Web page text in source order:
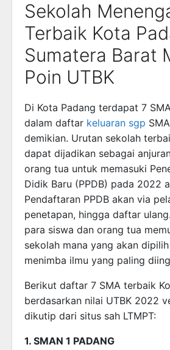
Sekolah
Terbaik Kota
Sumatera Barat
Poin UTBK
Di Kota Padang terdapat 7
dalam daftar keluaran sgp
demikian. Urutan sekolah
dapat dijadikan sebagai
orang tua untuk memasuki
Didik Baru (PPDB) pada 2022
Pendaftaran PPDB akan via
penetapan, hingga daftar
para siswa dan orang tua
sekolah mana yang akan
menimba ilmu yang paling
Berikut daftar 7 SMA terbaik
berdasarkan nilai UTBK 2022
dikutip dari situs sah LTMPT:
1. SMAN 1 PADANG